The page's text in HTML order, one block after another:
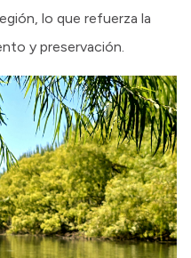
lo que refuerza la
y preservación.